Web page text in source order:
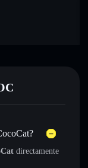
directamente